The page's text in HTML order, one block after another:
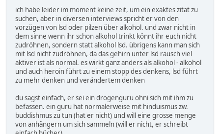
ich habe leider im moment keine zeit, um ein exaktes zitat zu
suchen, aber in diversen interviews spricht er von den
vorzügen von lsd oder pilzen über alkohol. und zwar nicht in
dem sinne wenn ihr schon alkohol trinkt könnt ihr euch nicht
zudröhnen, sondern statt alkohol lsd. übrigens kann man sich
mit lsd nicht zudröhnen, da das gehirn unter lsd rausch viel
aktiver ist als normal. es wirkt ganz anders als alkohol - alkohol
und auch heroin führt zu einem stopp des denkens, lsd führt
zu mehr denken und verändertem denken
du sagst einfach, er sei ein drogenguru ohni sich mit ihm zu
befassen. ein guru hat normalerweise mit hinduismus zw.
buddishmus zu tun (hat er nicht) und will eine grosse menge
von anhängern um sich sammeln (will er nicht, er schreibt